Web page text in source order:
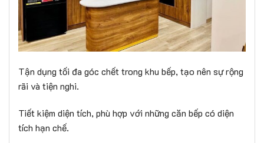
Tận dụng tối đa góc chết trong khu bếp, tạo nên sự rộng
rãi và tiện nghi.
Tiết kiệm diện tích, phù hợp với những căn bếp có diện
tích hạn chế.